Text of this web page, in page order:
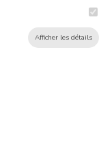
Afficher les détails